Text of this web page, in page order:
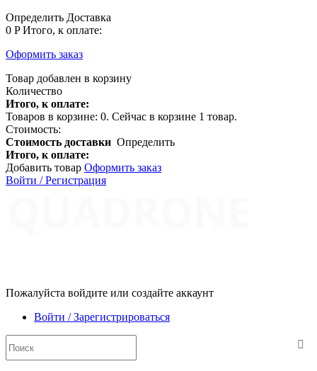
Определить Доставка
0 P Итого, к оплате:
Оформить заказ
Товар добавлен в корзину
Количество
Итого, к оплате:
Товаров в корзине: 0. Сейчас в корзине 1 товар.
Стоимость:
Стоимость доставки Определить
Итого, к оплате:
Добавить товар Оформить заказ
Войти / Регистрация
Пожалуйста войдите или создайте аккаунт
Войти / Зарегистрироваться